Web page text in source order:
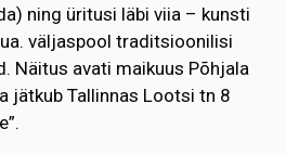
ning üritusi läbi viia – kunsti
väljaspool traditsioonilisi
Näitus avati maikuus Põhjala
jätkub Tallinnas Lootsi tn 8